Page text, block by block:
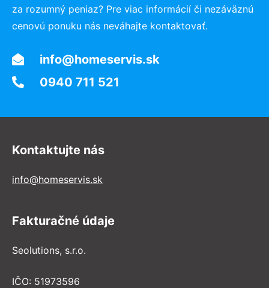
za rozumný peniaz? Pre viac informácií či nezáväznú
cenovú ponuku nás neváhajte kontaktovať.
info@homeservis.sk
0940 711 521
Kontaktujte nás
info@homeservis.sk
Fakturačné údaje
Seolutions, s.r.o.
IČO: 51973596